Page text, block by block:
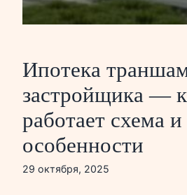
Ипотека
застройщика —
работает схема
особенности
29 октября, 2025